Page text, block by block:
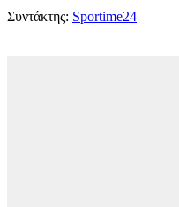
Συντάκτης: Sportime24